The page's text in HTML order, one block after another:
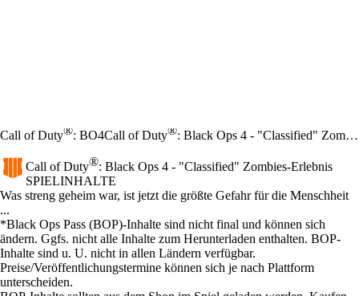
Call of Duty®: BO4Call of Duty®: Black Ops 4 - "Classified" Zombies-Erlebnis
Call of Duty®: Black Ops 4 - "Classified" Zombies-Erlebnis
SPIELINHALTE
Product Notification
Was streng geheim war, ist jetzt die größte Gefahr für die Menschheit
...
Preis
Available actions
*Black Ops Pass (BOP)-Inhalte sind nicht final und können sich
ändern. Ggfs. nicht alle Inhalte zum Herunterladen enthalten. BOP-
Inhalte sind u. U. nicht in allen Ländern verfügbar.
Preise/Veröffentlichungstermine können sich je nach Plattform
unterscheiden.